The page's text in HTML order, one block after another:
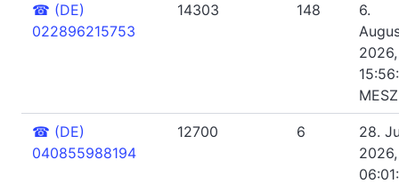
☎ (DE)
022896215753
14303 148
6.
2026,
MESZ
☎ (DE)
040855988194
12700 6
28.
2026,